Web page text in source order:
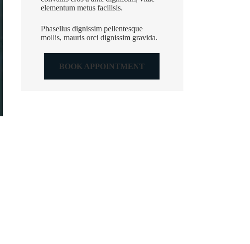
elementum metus facilisis.
Phasellus dignissim pellentesque
mollis, mauris orci dignissim gravida.
BOOK APPOINTMENT